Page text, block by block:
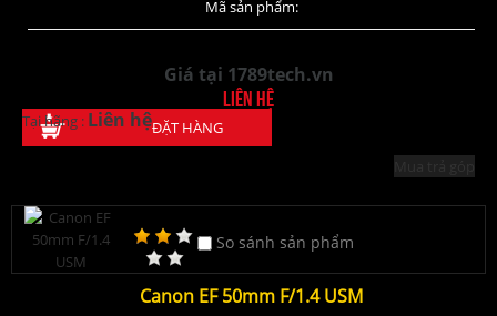
Mã sản phẩm:
Giá tại 1789tech.vn
Liên hệ
Tại hãng : Liên hệĐẶT HÀNG
So sánh sản phẩm
Canon EF 50mm F/1.4 USM